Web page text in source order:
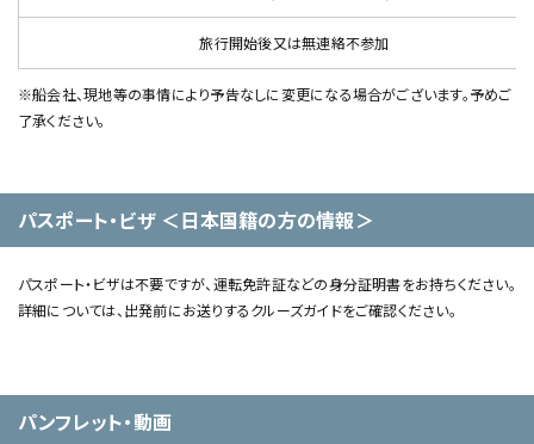
旅行開始後又は無連絡不参加
※船会社、現地等の事情により予告なしに変更になる場合がございます。予めご
了承ください。
パスポート・ビザ ＜日本国籍の方の情報＞
パスポート・ビザは不要ですが、運転免許証などの身分証明書をお持ちください。
詳細については、出発前にお送りするクルーズガイドをご確認ください。
パンフレット・動画